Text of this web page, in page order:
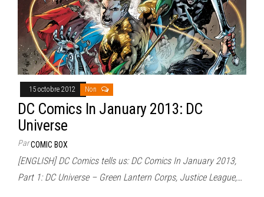
15 octobre 2012 Non
DC Comics In January 2013: DC
Universe
ParCOMIC BOX
[ENGLISH] DC Comics tells us: DC Comics In January 2013,
Part 1: DC Universe – Green Lantern Corps, Justice League,…